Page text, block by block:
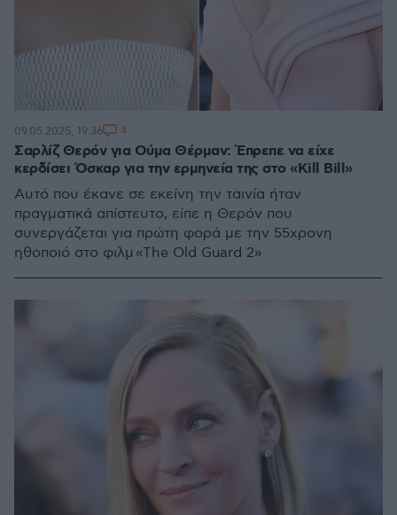
Σαρλίζ Θερόν για Ούμα Θέρμαν: Έπρεπε να είχε
κερδίσει Όσκαρ για την ερμηνεία της στο «Kill Bill»
Αυτό που έκανε σε εκείνη την ταινία ήταν
πραγματικά απίστευτο, είπε η Θερόν που
συνεργάζεται για πρώτη φορά με την 55χρονη
ηθοποιό στο φιλμ «The Old Guard 2»
09.05.2025, 19:36 4